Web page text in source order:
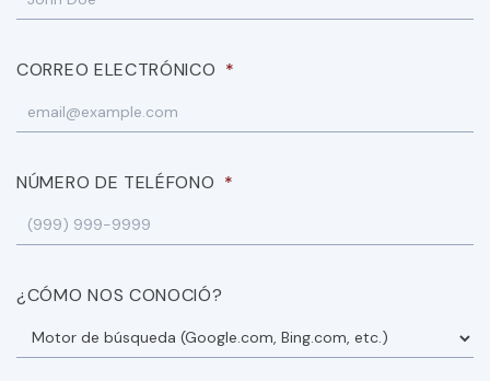
CORREO ELECTRÓNICO *
NÚMERO DE TELÉFONO *
¿CÓMO NOS CONOCIÓ?